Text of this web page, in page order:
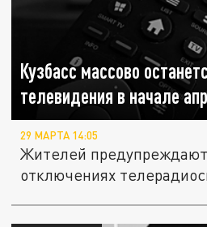
Кузбасс массово
телевидения в начале
29 МАРТА 14:05
Жителей
отключениях